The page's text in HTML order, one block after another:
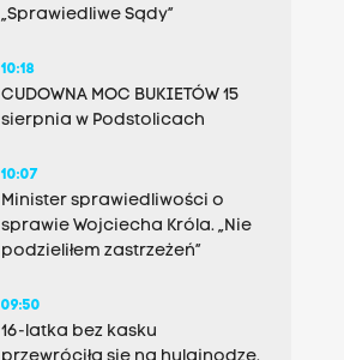
„Sprawiedliwe Sądy”
10:18
CUDOWNA MOC BUKIETÓW 15
sierpnia w Podstolicach
10:07
Minister sprawiedliwości o
sprawie Wojciecha Króla. „Nie
podzieliłem zastrzeżeń”
09:50
16-latka bez kasku